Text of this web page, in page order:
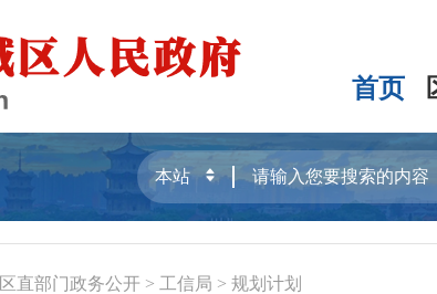
首页
区直部门政务公开 > 工信局 > 规划计划